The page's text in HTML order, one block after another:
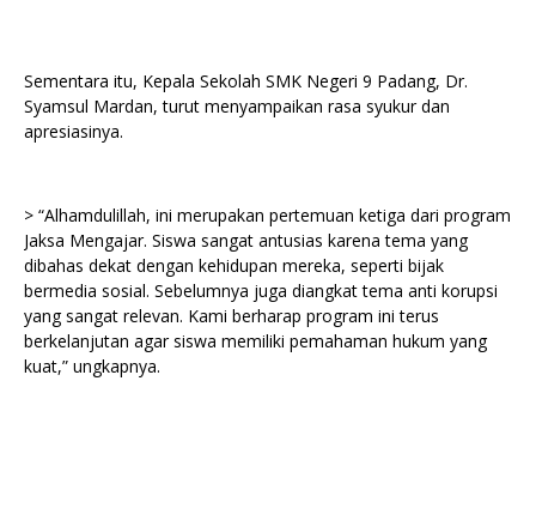
Sementara itu, Kepala Sekolah SMK Negeri 9 Padang, Dr.
Syamsul Mardan, turut menyampaikan rasa syukur dan
apresiasinya.
> “Alhamdulillah, ini merupakan pertemuan ketiga dari program
Jaksa Mengajar. Siswa sangat antusias karena tema yang
dibahas dekat dengan kehidupan mereka, seperti bijak
bermedia sosial. Sebelumnya juga diangkat tema anti korupsi
yang sangat relevan. Kami berharap program ini terus
berkelanjutan agar siswa memiliki pemahaman hukum yang
kuat,” ungkapnya.